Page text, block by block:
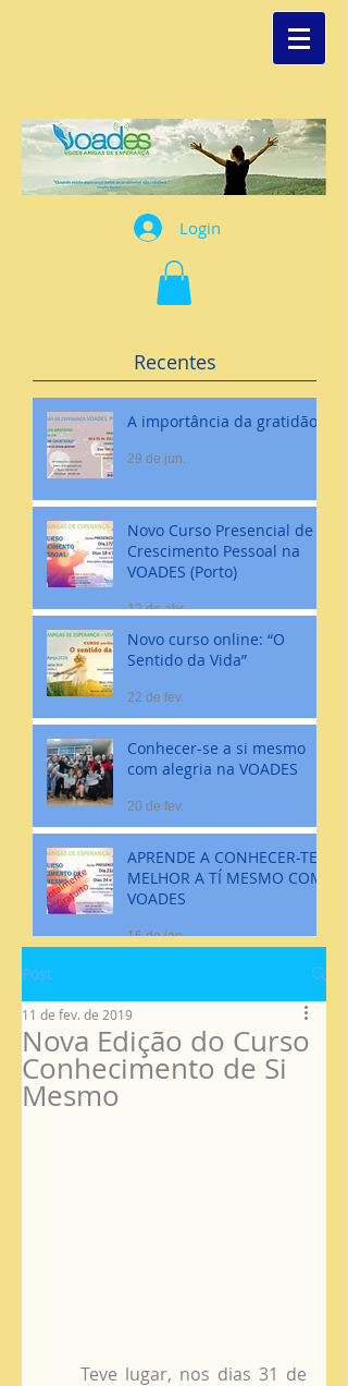
Login
Recentes
A importância da gratidão
29 de jun.
Novo Curso Presencial de
Crescimento Pessoal na
VOADES (Porto)
12 de abr.
Novo curso online: “O
Sentido da Vida”
22 de fev.
Conhecer-se a si mesmo
com alegria na VOADES
20 de fev.
APRENDE A CONHECER-TE
MELHOR A TÍ MESMO COM
VOADES
16 de jan.
Post
Nova Edição do Curso
Conhecimento de Si
Mesmo
11 de fev. de 2019